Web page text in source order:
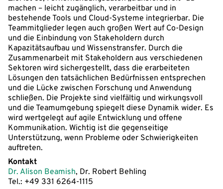
machen – leicht zugänglich, verarbeitbar und in
bestehende Tools und Cloud-Systeme integrierbar. Die
Teammitglieder legen auch großen Wert auf Co-Design
und die Einbindung von Stakeholdern durch
Kapazitätsaufbau und Wissenstransfer. Durch die
Zusammenarbeit mit Stakeholdern aus verschiedenen
Sektoren wird sichergestellt, dass die erarbeiteten
Lösungen den tatsächlichen Bedürfnissen entsprechen
und die Lücke zwischen Forschung und Anwendung
schließen. Die Projekte sind vielfältig und wirkungsvoll
und die Teamumgebung spiegelt diese Dynamik wider. Es
wird wertgelegt auf agile Entwicklung und offene
Kommunikation. Wichtig ist die gegenseitige
Unterstützung, wenn Probleme oder Schwierigkeiten
auftreten.
Kontakt
Dr. Alison Beamish, Dr. Robert Behling
Tel.: +49 331 6264-1115